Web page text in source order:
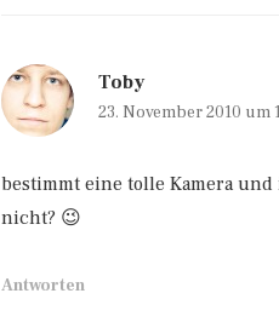
Toby
23. November 2010 um
bestimmt eine tolle Kamera
nicht? 😉
Antworten